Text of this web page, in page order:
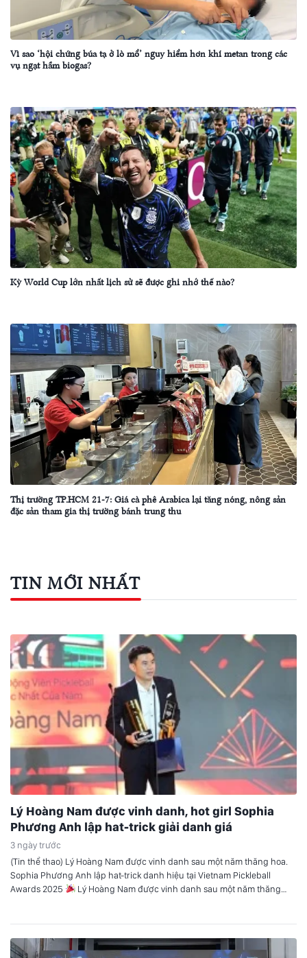
Vì sao ‘hội chứng búa tạ ở lò mổ’ nguy hiểm hơn khí metan trong các
vụ ngạt hầm biogas?
Kỳ World Cup lớn nhất lịch sử sẽ được ghi nhớ thế nào?
Thị trường TP.HCM 21-7: Giá cà phê Arabica lại tăng nóng, nông sản
đặc sản tham gia thị trường bánh trung thu
TIN MỚI NHẤT
Lý Hoàng Nam được vinh danh, hot girl Sophia
Phương Anh lập hat-trick giải danh giá
3 ngày trước
(Tin thể thao) Lý Hoàng Nam được vinh danh sau một năm thăng hoa.
Sophia Phương Anh lập hat-trick danh hiệu tại Vietnam Pickleball
Awards 2025
Lý Hoàng Nam được vinh danh sau một năm thăng